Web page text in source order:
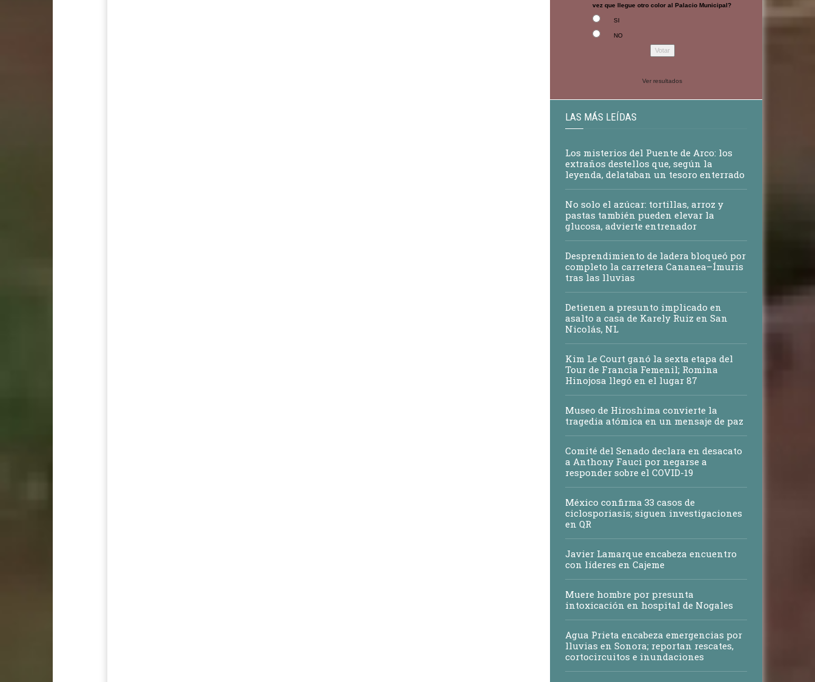
vez que llegue otro color al Palacio Municipal?
SI
NO
Ver resultados
LAS MÁS LEÍDAS
Los misterios del Puente de Arco: los
extraños destellos que, según la
leyenda, delataban un tesoro enterrado
No solo el azúcar: tortillas, arroz y
pastas también pueden elevar la
glucosa, advierte entrenador
Desprendimiento de ladera bloqueó por
completo la carretera Cananea–Ímuris
tras las lluvias
Detienen a presunto implicado en
asalto a casa de Karely Ruiz en San
Nicolás, NL
Kim Le Court ganó la sexta etapa del
Tour de Francia Femenil; Romina
Hinojosa llegó en el lugar 87
Museo de Hiroshima convierte la
tragedia atómica en un mensaje de paz
Comité del Senado declara en desacato
a Anthony Fauci por negarse a
responder sobre el COVID-19
México confirma 33 casos de
ciclosporiasis; siguen investigaciones
en QR
Javier Lamarque encabeza encuentro
con líderes en Cajeme
Muere hombre por presunta
intoxicación en hospital de Nogales
Agua Prieta encabeza emergencias por
lluvias en Sonora; reportan rescates,
cortocircuitos e inundaciones